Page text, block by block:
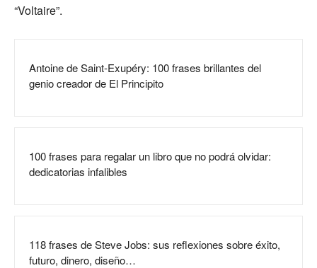
“Voltaire”.
Antoine de Saint-Exupéry: 100 frases brillantes del
genio creador de El Principito
100 frases para regalar un libro que no podrá olvidar:
dedicatorias infalibles
118 frases de Steve Jobs: sus reflexiones sobre éxito,
futuro, dinero, diseño…